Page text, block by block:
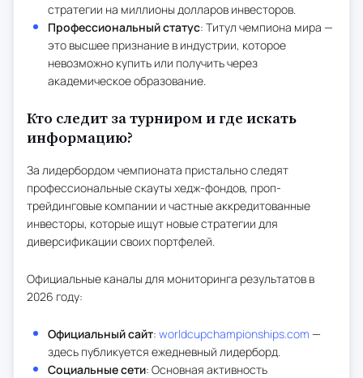
стратегии на миллионы долларов инвесторов.
Профессиональный статус: Титул чемпиона мира —
это высшее признание в индустрии, которое
невозможно купить или получить через
академическое образование.
Кто следит за турниром и где искать
информацию?
За лидербордом чемпионата пристально следят
профессиональные скауты хедж-фондов, проп-
трейдинговые компании и частные аккредитованные
инвесторы, которые ищут новые стратегии для
диверсификации своих портфелей.
Официальные каналы для мониторинга результатов в
2026 году:
Официальный сайт: worldcupchampionships.com —
здесь публикуется ежедневный лидерборд.
Социальные сети: Основная активность